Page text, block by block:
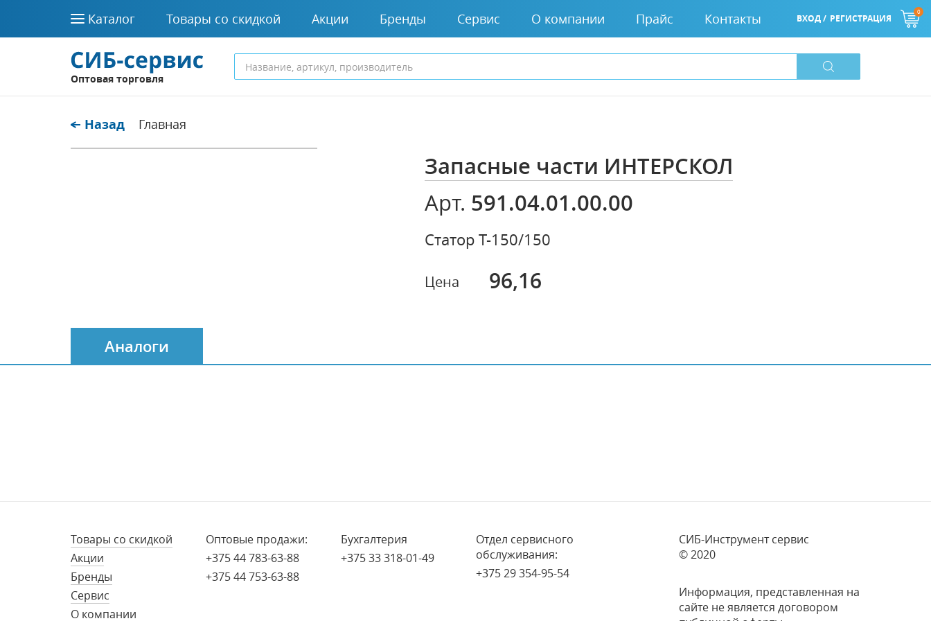
Каталог Товары со скидкой Акции Бренды Сервис О компании Прайс Контакты ВХОД / РЕГИСТРАЦИЯ
0
Оптовая торговля
Назад Главная
Запасные части ИНТЕРСКОЛ
Арт. 591.04.01.00.00
Статор Т-150/150
Цена 96,16
Аналоги
Товары со скидкой
Акции
Бренды
Сервис
О компании
Оптовые продажи:
+375 44 783-63-88
+375 44 753-63-88
Бухгалтерия
+375 33 318-01-49
Отдел сервисного
обслуживания:
+375 29 354-95-54
СИБ-Инструмент сервис
© 2020
Информация, представленная на
сайте не является договором